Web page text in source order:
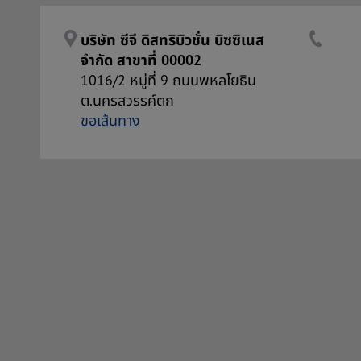
บริษัท ซีจี ดิสทริบิวชั่น บิซซิเนส
จำกัด สาขาที่ 00002
1016/2 หมู่ที่ 9 ถนนพหลโยธิน
ต.นครสวรรค์ตก
ขอเส้นทาง